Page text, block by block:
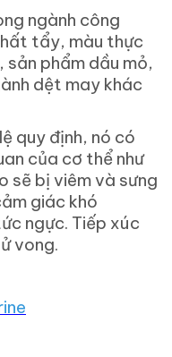
ngành công
tẩy, màu thực
phẩm dầu mỏ,
dệt may khác
quy định, nó có
của cơ thể như
sẽ bị viêm và sưng
giác khó
ngực. Tiếp xúc
vong.